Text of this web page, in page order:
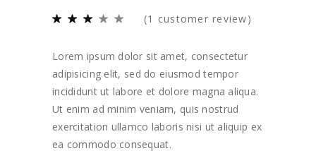
(1 customer review)
Lorem ipsum dolor sit amet, consectetur
adipisicing elit, sed do eiusmod tempor
incididunt ut labore et dolore magna aliqua.
Ut enim ad minim veniam, quis nostrud
exercitation ullamco laboris nisi ut aliquip ex
ea commodo consequat.